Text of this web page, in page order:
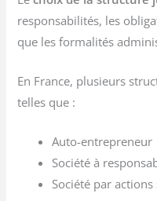
responsabilités, les
que les formalités
En France, plusieurs
telles que :
Auto-entrepreneur
Société à
Société par actions